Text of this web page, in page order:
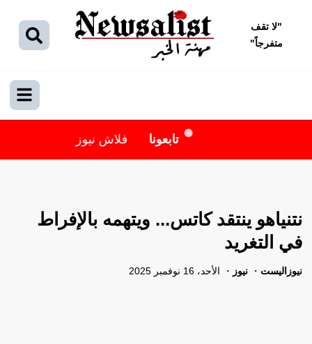
"لا تقف
متفرجاً"
تابعونا فلاش نيوز
نتنياهو ينتقد كاتس... ويتهمه بالإفراط
في التغريد
نيوزاليست نيوز الأحد، 16 نوفمبر 2025